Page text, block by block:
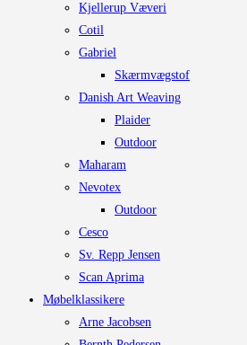
Kjellerup Væveri
Cotil
Gabriel
Skærmvægstof
Danish Art Weaving
Plaider
Outdoor
Maharam
Nevotex
Outdoor
Cesco
Sv. Repp Jensen
Scan Aprima
Møbelklassikere
Arne Jacobsen